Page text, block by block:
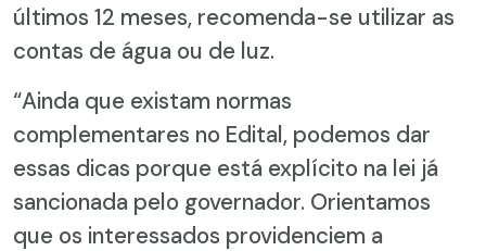
últimos 12 meses, recomenda-se utilizar as
contas de água ou de luz.
“Ainda que existam normas
complementares no Edital, podemos dar
essas dicas porque está explícito na lei já
sancionada pelo governador. Orientamos
que os interessados providenciem a